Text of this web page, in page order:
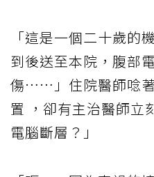
「這是一個二十歲的
到後送至本院，腹部
傷……」住院醫師唸
置 ，卻有主治醫師立
電腦斷層？」